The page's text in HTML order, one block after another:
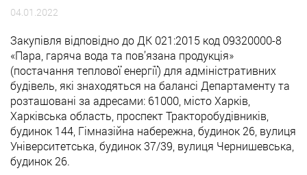
04.01.2022
Закупівля відповідно до ДК 021:2015 код 09320000-8
«Пара, гаряча вода та пов’язана продукція»
(постачання теплової енергії) для адміністративних
будівель, які знаходяться на балансі Департаменту та
розташовані за адресами: 61000, місто Харків,
Харківська область, проспект Тракторобудівників,
будинок 144, Гімназійна набережна, будинок 26, вулиця
Університетська, будинок 37/39, вулиця Чернишевська,
будинок 26.